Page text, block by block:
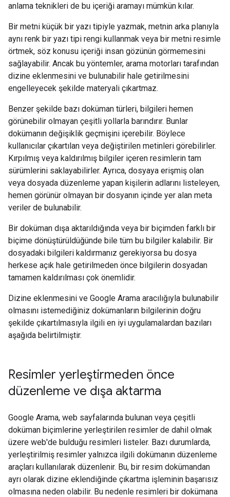
anlama teknikleri de bu içeriği aramayı mümkün kılar.
Bir metni küçük bir yazı tipiyle yazmak, metnin arka planıyla
aynı renk bir yazı tipi rengi kullanmak veya bir metni resimle
örtmek, söz konusu içeriği insan gözünün görmemesini
sağlayabilir. Ancak bu yöntemler, arama motorları tarafından
dizine eklenmesini ve bulunabilir hale getirilmesini
engelleyecek şekilde materyali çıkartmaz.
Benzer şekilde bazı doküman türleri, bilgileri hemen
görünebilir olmayan çeşitli yollarla barındırır. Bunlar
dokümanın değişiklik geçmişini içerebilir. Böylece
kullanıcılar çıkartılan veya değiştirilen metinleri görebilirler.
Kırpılmış veya kaldırılmış bilgiler içeren resimlerin tam
sürümlerini saklayabilirler. Ayrıca, dosyaya erişmiş olan
veya dosyada düzenleme yapan kişilerin adlarını listeleyen,
hemen görünür olmayan bir dosyanın içinde yer alan meta
veriler de bulunabilir.
Bir doküman dışa aktarıldığında veya bir biçimden farklı bir
biçime dönüştürüldüğünde bile tüm bu bilgiler kalabilir. Bir
dosyadaki bilgileri kaldırmanız gerekiyorsa bu dosya
herkese açık hale getirilmeden önce bilgilerin dosyadan
tamamen kaldırılması çok önemlidir.
Dizine eklenmesini ve Google Arama aracılığıyla bulunabilir
olmasını istemediğiniz dokümanların bilgilerinin doğru
şekilde çıkartılmasıyla ilgili en iyi uygulamalardan bazıları
aşağıda belirtilmiştir.
Resimler yerleştirmeden önce
düzenleme ve dışa aktarma
Google Arama, web sayfalarında bulunan veya çeşitli
doküman biçimlerine yerleştirilen resimler de dahil olmak
üzere web'de bulduğu resimleri listeler. Bazı durumlarda,
yerleştirilmiş resimler yalnızca ilgili dokümanın düzenleme
araçları kullanılarak düzenlenir. Bu, bir resim dokümandan
ayrı olarak dizine eklendiğinde çıkartma işleminin başarısız
olmasına neden olabilir. Bu nedenle resimleri bir dokümana